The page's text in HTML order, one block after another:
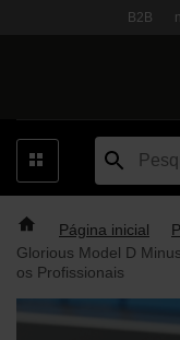
B2B
Página inicial
Glorious Model D
os Profissionais